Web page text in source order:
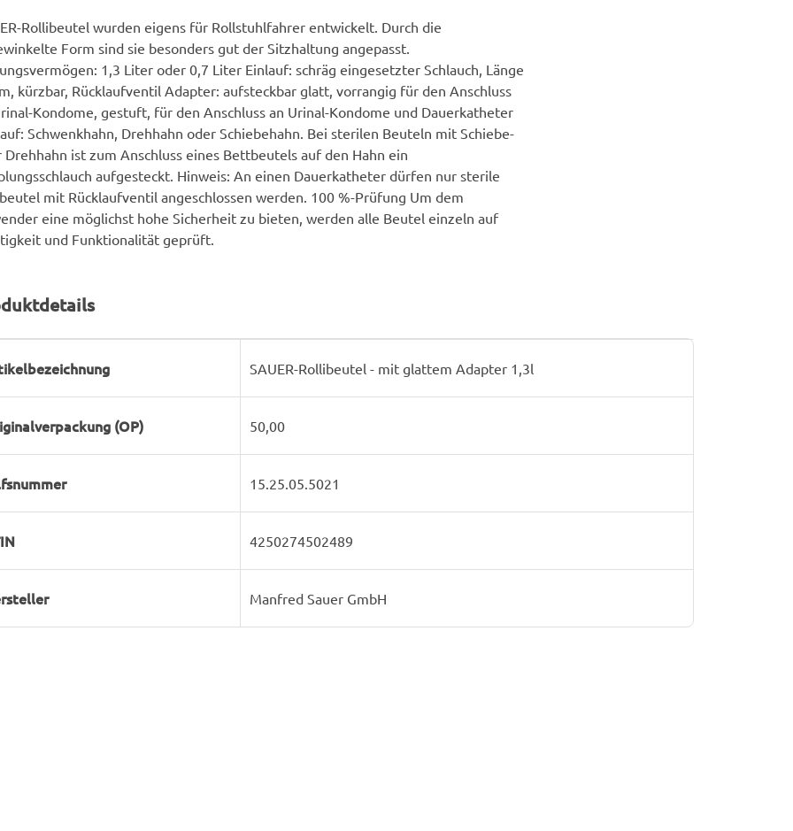
Rollibeutel wurden eigens für Rollstuhlfahrer entwickelt. Durch die
Form sind sie besonders gut der Sitzhaltung angepasst.
1,3 Liter oder 0,7 Liter Einlauf: schräg eingesetzter Schlauch, Länge
kürzbar, Rücklaufventil Adapter: aufsteckbar glatt, vorrangig für den Anschluss
Kondome, gestuft, für den Anschluss an Urinal-Kondome und Dauerkatheter
Schwenkhahn, Drehhahn oder Schiebehahn. Bei sterilen Beuteln mit Schiebe-
Drehhahn ist zum Anschluss eines Bettbeutels auf den Hahn ein
aufgesteckt. Hinweis: An einen Dauerkatheter dürfen nur sterile
mit Rücklaufventil angeschlossen werden. 100 %-Prüfung Um dem
eine möglichst hohe Sicherheit zu bieten, werden alle Beutel einzeln auf
und Funktionalität geprüft.
SAUER-Rollibeutel - mit glattem Adapter 1,3l
(OP) 50,00
15.25.05.5021
4250274502489
Manfred Sauer GmbH